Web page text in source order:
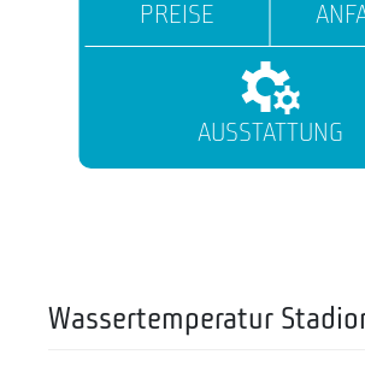
PREISE
AUSSTATTUNG
Wassertemperatur